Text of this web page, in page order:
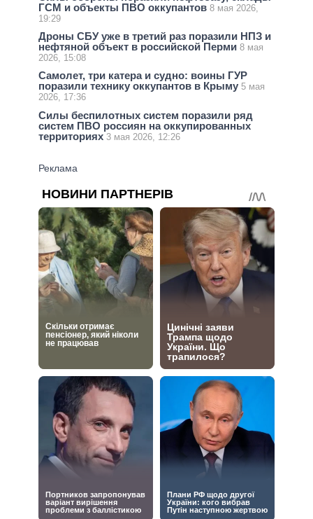
ГСМ и объекты ПВО оккупантов 8 мая 2026,
19:29
Дроны СБУ уже в третий раз поразили НПЗ и
нефтяной объект в российской Перми 8 мая
2026, 15:08
Самолет, три катера и судно: воины ГУР
поразили технику оккупантов в Крыму 5 мая
2026, 17:36
Силы беспилотных систем поразили ряд
систем ПВО россиян на оккупированных
территориях 3 мая 2026, 12:26